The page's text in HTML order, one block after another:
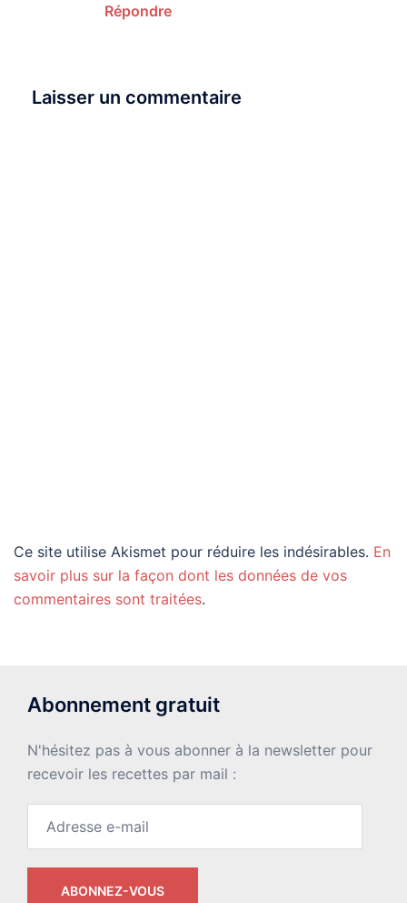
Répondre
Laisser un commentaire
Ce site utilise Akismet pour réduire les indésirables. En
savoir plus sur la façon dont les données de vos
commentaires sont traitées.
Abonnement gratuit
N'hésitez pas à vous abonner à la newsletter pour
recevoir les recettes par mail :
ABONNEZ-VOUS